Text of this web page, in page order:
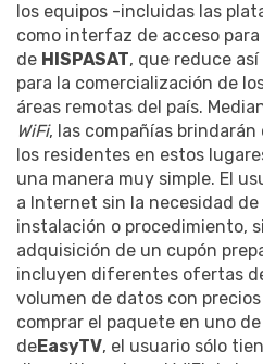
los equipos -incluidas las
como interfaz de acceso
de HISPASAT, que reduce
para la comercialización de
áreas remotas del país.
WiFi, las compañías
los residentes en estos
una manera muy simple. El
a Internet sin la necesidad
instalación o procedimiento,
adquisición de un cupón
incluyen diferentes ofertas
volumen de datos con
comprar el paquete en uno
deEasyTV, el usuario sólo